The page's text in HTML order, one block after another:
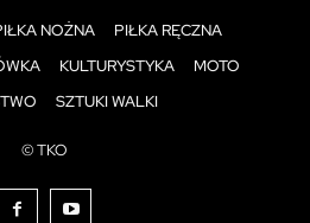
NOŻNA
PIŁKA RĘCZNA
KULTURYSTYKA
MOTO
SZTUKI WALKI
© TKO